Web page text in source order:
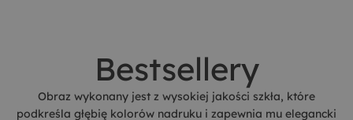
Bestsellery
Obraz wykonany jest z wysokiej jakości szkła, które
podkreśla głębię kolorów nadruku i zapewnia mu elegancki